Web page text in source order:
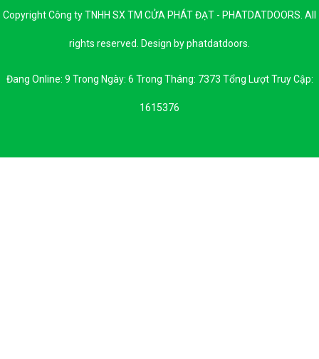
Copyright Công ty TNHH SX TM CỬA PHÁT ĐẠT - PHATDATDOORS. All
rights reserved. Design by phatdatdoors.
Đang Online: 9 Trong Ngày: 6 Trong Tháng: 7373 Tổng Lượt Truy Cập:
1615376